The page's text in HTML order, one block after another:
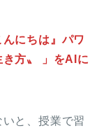
にちは』パワ
方〟 」をAIに
と、授業で習